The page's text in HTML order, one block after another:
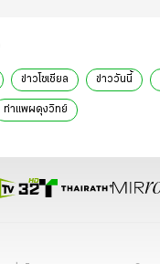
ข่าวโซเชียล ข่าววันนี้
ท่าแพผดุงวิทย์